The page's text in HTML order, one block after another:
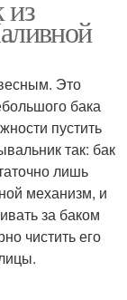
из
Это
бака
пустить
так: бак
лишь
механизм, и
за баком
чистить его